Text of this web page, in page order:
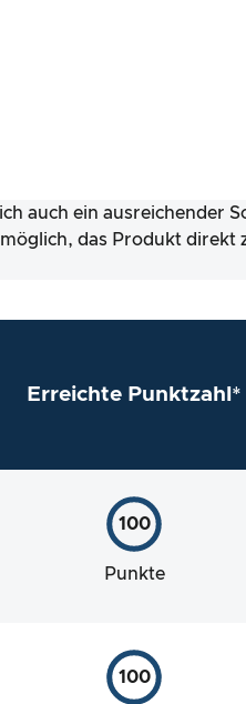
auch ein ausreichender
das Produkt direkt
Erreichte Punktzahl*
100
Punkte
100